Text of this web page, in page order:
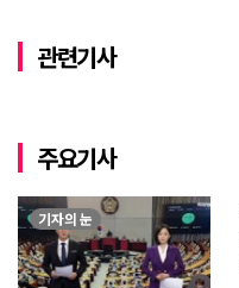
관련기사
주요기사
기자의 눈